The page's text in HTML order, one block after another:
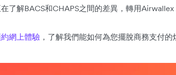
了解BACS和CHAPS之間的差異，轉用Airwallex
網上體驗 ，了解我們能如何為您擺脫商務支付的